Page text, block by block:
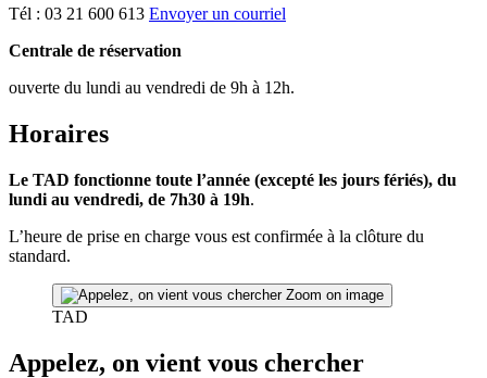
Tél : 03 21 600 613 Envoyer un courriel
Centrale de réservation
ouverte du lundi au vendredi de 9h à 12h.
Horaires
Le TAD fonctionne toute l’année (excepté les jours fériés), du
lundi au vendredi, de 7h30 à 19h.
L’heure de prise en charge vous est confirmée à la clôture du
standard.
Zoom on image
TAD
Appelez, on vient vous chercher